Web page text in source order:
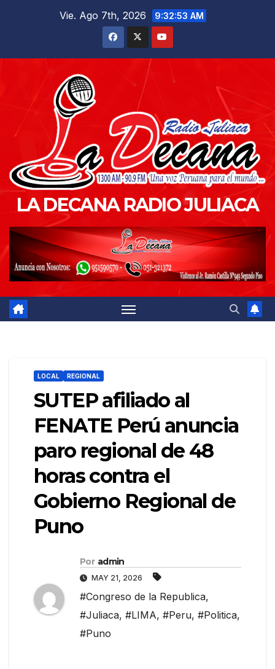
Vie. Ago 7th, 2026 9:32:54 AM
LA DECANA RADIO JULIACA
LOCAL REGIONAL
SUTEP afiliado al
FENATE Perú anuncia
paro regional de 48
horas contra el
Gobierno Regional de
Puno
Por admin
MAY 21, 2026
#Congreso de la Republica,
#Juliaca, #LIMA, #Peru, #Politica,
#Puno